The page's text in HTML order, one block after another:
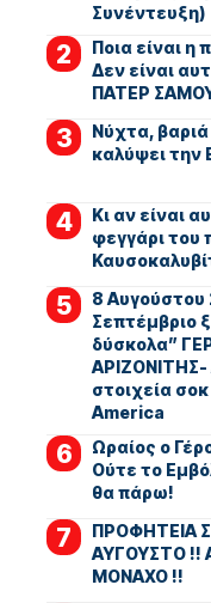
Συνέντευξη)
Ποια είναι η
Δεν είναι
ΠΑΤΕΡ
Νύχτα,
καλύψει την
Κι αν είναι
φεγγάρι του
8 Αυγούστου
Σεπτέμβριο
δύσκολα”
στοιχεία
America
Ωραίος ο
Ούτε το
θα πάρω!
ΠΡΟΦΗΤΕΙΑ
ΑΥΓΟΥΣΤΟ !!
ΜΟΝΑΧΟ !!